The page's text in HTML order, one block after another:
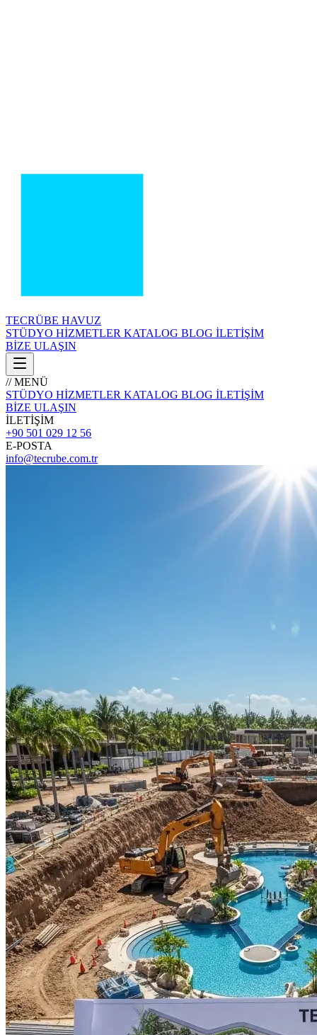
TECRÜBE HAVUZ
STÜDYO HİZMETLER KATALOG BLOG İLETİŞİM
BİZE ULAŞIN
// MENÜ
STÜDYO HİZMETLER KATALOG BLOG İLETİŞİM
BİZE ULAŞIN
İLETİŞİM
+90 501 029 12 56
E-POSTA
info@tecrube.com.tr